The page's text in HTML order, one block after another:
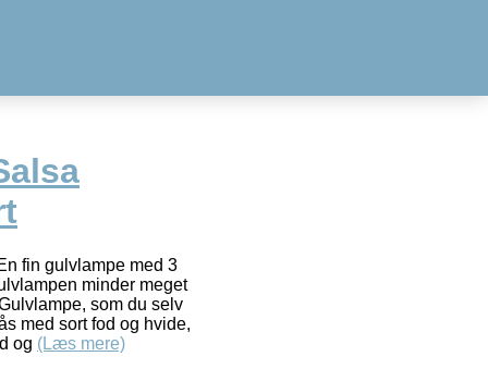
fin gulvlampe med 3
minder meget
som du selv
med sort fod og hvide,
og (Læs mere)